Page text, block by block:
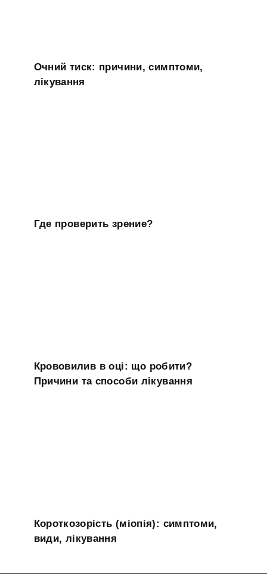
Очний тиск: причини, симптоми,
лікування
Где проверить зрение?
Крововилив в оці: що робити?
Причини та способи лікування
Короткозорість (міопія): симптоми,
види, лікування